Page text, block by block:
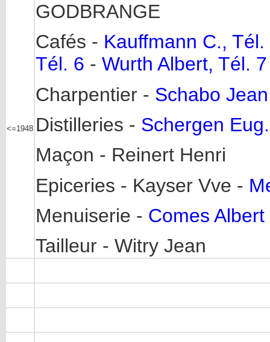
<=1948
GODBRANGE
Cafés - Kauffmann C., Tél.
Tél. 6 - Wurth Albert, Tél. 7
Charpentier - Schabo
Distilleries - Schergen
Maçon - Reinert Henri
Epiceries - Kayser Vve -
Menuiserie - Comes Albert
Tailleur - Witry Jean